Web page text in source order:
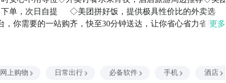
单，次日自提      ◇美团拼好饭，提供极具性价比的外卖选
你需要的一站购齐，快至30分钟送达，让你省心省力省时
车优惠不停，快车专车出租车便捷出发◇美团单车电单车免
抢先看起【用户帮助】感谢您使用美团手机客户端，使用中
更多
网上购物 日常出行 必备软件 手机 酒店